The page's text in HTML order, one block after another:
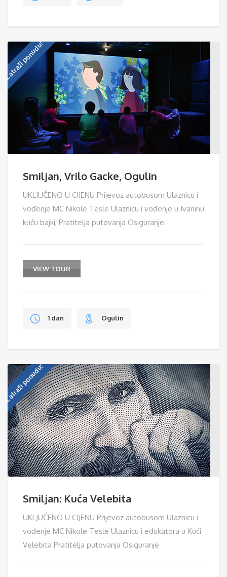
Zatraži ponudu!
Smiljan, Vrilo Gacke, Ogulin
UKLJUČENO U CIJENU Prijevoz autobusom Ulaznicu i
vođenje MC Nikole Tesle Ulaznicu i vođenje u Ivaninu
kuću bajki, Pratitelja putovanja Osiguranje
VIEW TOUR
1 dan Ogulin
Zatraži ponudu!
Smiljan: Kuća Velebita
UKLJUČENO U CIJENU Prijevoz autobusom Ulaznicu i
vođenje MC Nikole Tesle Ulaznicu i edukatora u Kući
Velebita Pratitelja putovanja Osiguranje